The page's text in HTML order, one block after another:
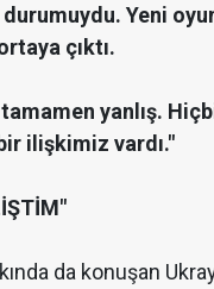
Yeni
çıktı.
yanlış.
ilişkimiz vardı."
da konuşan